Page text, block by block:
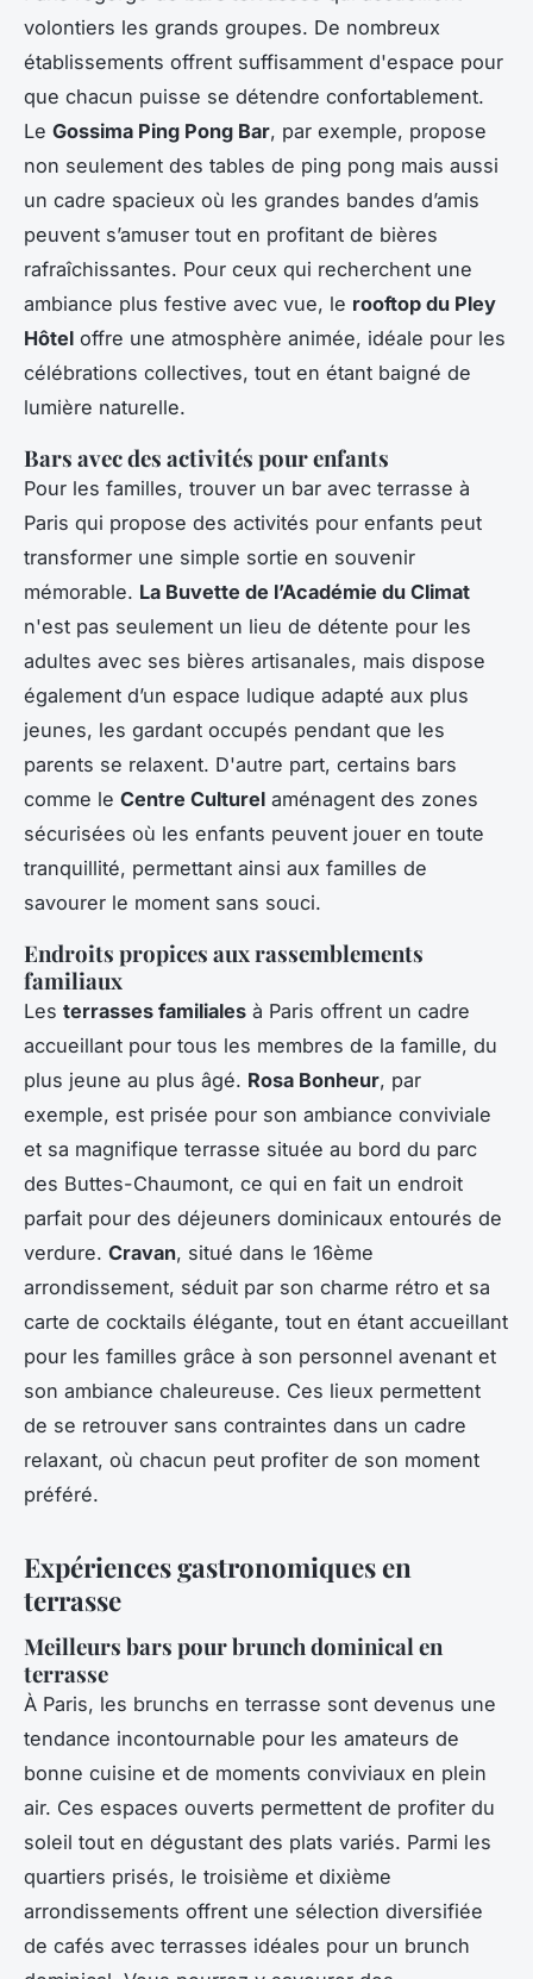
volontiers les grands groupes. De nombreux
établissements offrent suffisamment d'espace pour
que chacun puisse se détendre confortablement.
Le Gossima Ping Pong Bar, par exemple, propose
non seulement des tables de ping pong mais aussi
un cadre spacieux où les grandes bandes d’amis
peuvent s’amuser tout en profitant de bières
rafraîchissantes. Pour ceux qui recherchent une
ambiance plus festive avec vue, le rooftop du Pley
Hôtel offre une atmosphère animée, idéale pour les
célébrations collectives, tout en étant baigné de
lumière naturelle.
Bars avec des activités pour enfants
Pour les familles, trouver un bar avec terrasse à
Paris qui propose des activités pour enfants peut
transformer une simple sortie en souvenir
mémorable. La Buvette de l’Académie du Climat
n'est pas seulement un lieu de détente pour les
adultes avec ses bières artisanales, mais dispose
également d’un espace ludique adapté aux plus
jeunes, les gardant occupés pendant que les
parents se relaxent. D'autre part, certains bars
comme le Centre Culturel aménagent des zones
sécurisées où les enfants peuvent jouer en toute
tranquillité, permettant ainsi aux familles de
savourer le moment sans souci.
Endroits propices aux rassemblements
familiaux
Les terrasses familiales à Paris offrent un cadre
accueillant pour tous les membres de la famille, du
plus jeune au plus âgé. Rosa Bonheur, par
exemple, est prisée pour son ambiance conviviale
et sa magnifique terrasse située au bord du parc
des Buttes-Chaumont, ce qui en fait un endroit
parfait pour des déjeuners dominicaux entourés de
verdure. Cravan, situé dans le 16ème
arrondissement, séduit par son charme rétro et sa
carte de cocktails élégante, tout en étant accueillant
pour les familles grâce à son personnel avenant et
son ambiance chaleureuse. Ces lieux permettent
de se retrouver sans contraintes dans un cadre
relaxant, où chacun peut profiter de son moment
préféré.
Expériences gastronomiques en
terrasse
Meilleurs bars pour brunch dominical en
terrasse
À Paris, les brunchs en terrasse sont devenus une
tendance incontournable pour les amateurs de
bonne cuisine et de moments conviviaux en plein
air. Ces espaces ouverts permettent de profiter du
soleil tout en dégustant des plats variés. Parmi les
quartiers prisés, le troisième et dixième
arrondissements offrent une sélection diversifiée
de cafés avec terrasses idéales pour un brunch